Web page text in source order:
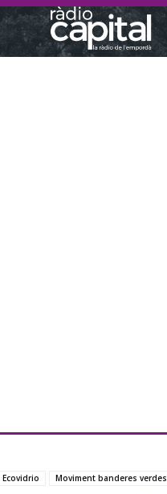
Ecovidrio Moviment banderes verdes